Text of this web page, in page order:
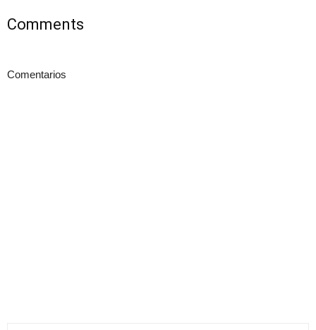
Comments
Comentarios